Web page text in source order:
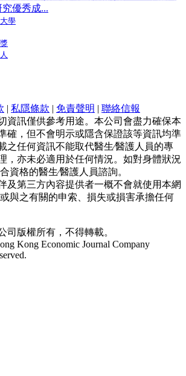
優秀成...
學
| 私隱條款 | 免責聲明 | 聯絡信報
資訊僅供參考用途。本公司會盡力確保本
確，但不會明示或隱含保證該等資訊均準
之任何資訊不能取代醫生∕醫護人員的專
，亦未必適用於任何情況。如對身體狀況
資格的醫生∕醫護人員諮詢。
及第三方內容提供者一概不會就使用本網
與之有關的申索、損失或損害承擔任何
司版權所有，不得轉載。
Kong Economic Journal Company